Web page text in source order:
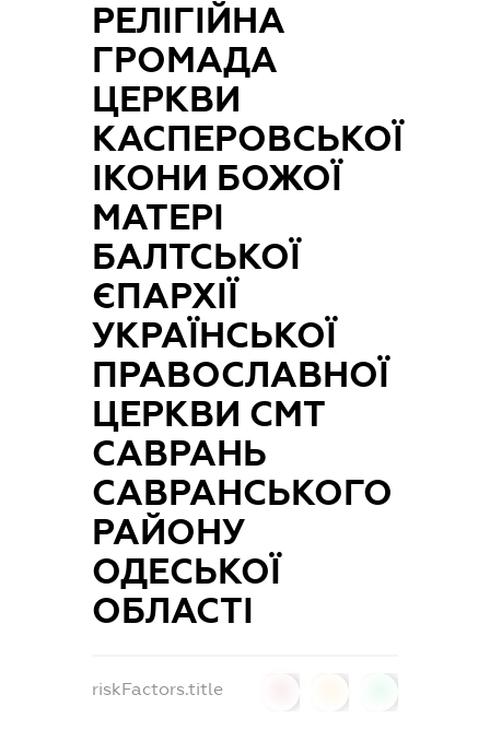
РЕЛІГІЙНА
ГРОМАДА
ЦЕРКВИ
КАСПЕРОВСЬКОЇ
ІКОНИ БОЖОЇ
МАТЕРІ
БАЛТСЬКОЇ
ЄПАРХІЇ
УКРАЇНСЬКОЇ
ПРАВОСЛАВНОЇ
ЦЕРКВИ СМТ
САВРАНЬ
САВРАНСЬКОГО
РАЙОНУ
ОДЕСЬКОЇ
ОБЛАСТІ
riskFactors.title